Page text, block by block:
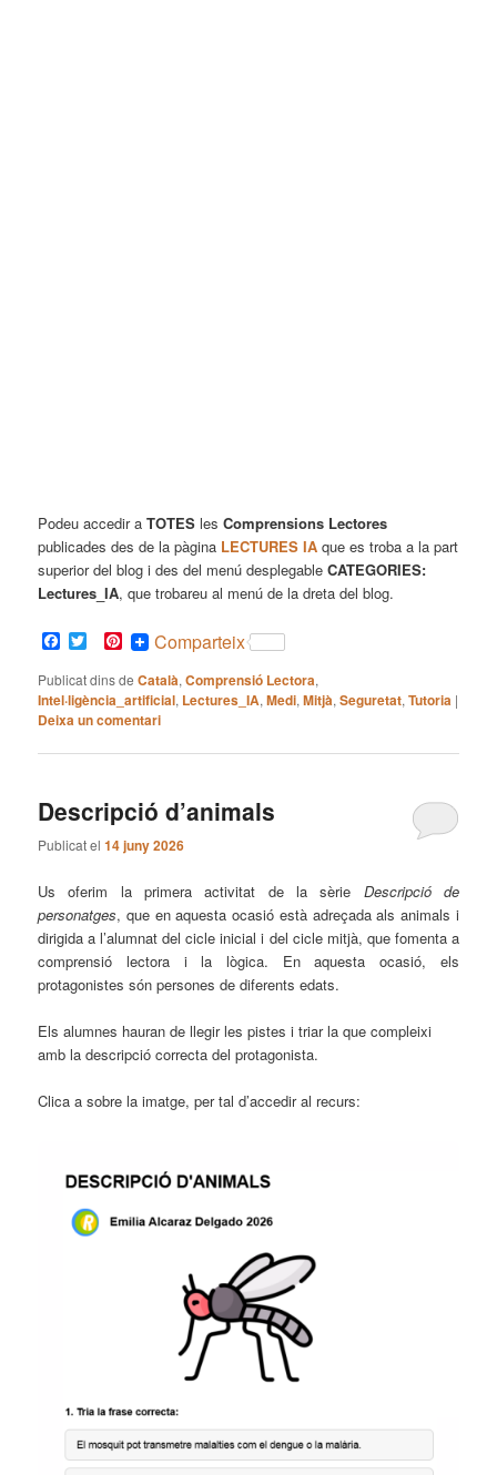
Podeu accedir aTOTES lesComprensions Lectores
publicades des de la pàgina LECTURES IA que es troba a la part
superior del blog i des del menú desplegableCATEGORIES:
Lectures_IA, que trobareu al menú de la dreta del blog.
Facebook
TwitterPinterest
Comparteix
Publicat dins de Català,Comprensió Lectora,
Intel·ligència_artificial, Lectures_IA,Medi,Mitjà,Seguretat,Tutoria |
Deixa un comentari
Descripció d’animals
Publicat el14 juny 2026
Us oferim la primera activitat de la sèrie Descripció de
personatges, que en aquesta ocasió està adreçada als animals i
dirigida a l’alumnat del cicle inicial i del cicle mitjà, que fomenta a
comprensió lectora i la lògica. En aquesta ocasió, els
protagonistes són persones de diferents edats.
Els alumnes hauran de llegir les pistes i triar la que compleixi
amb la descripció correcta del protagonista.
Clica a sobre la imatge, per tal d’accedir al recurs: